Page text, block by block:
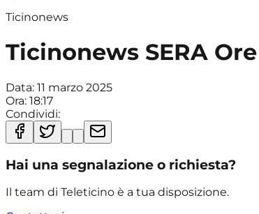
Ticinonews
Ticinonews SERA
Data: 11 marzo 2025
Ora: 18:17
Condividi:
Hai una segnalazione o richiesta?
Il team di Teleticino è a tua disposizione.